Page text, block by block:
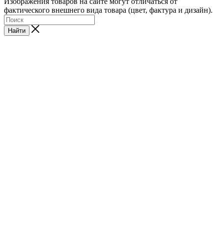
фактического внешнего вида товара (цвет, фактура и дизайн).
Найти